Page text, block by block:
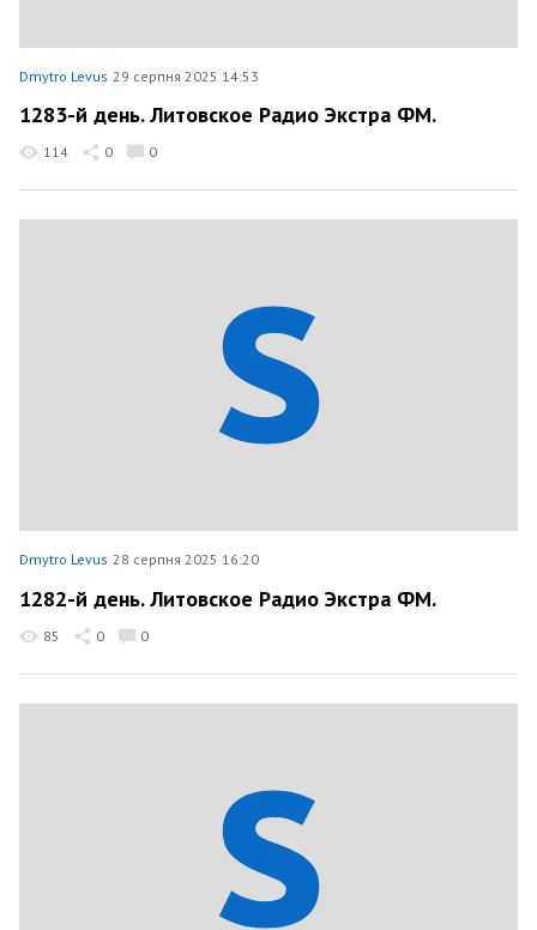
Dmytro Levus 29 серпня 2025 14:53
1283-й день. Литовское Радио Экстра ФМ.
114 0 0
Dmytro Levus 28 серпня 2025 16:20
1282-й день. Литовское Радио Экстра ФМ.
85 0 0